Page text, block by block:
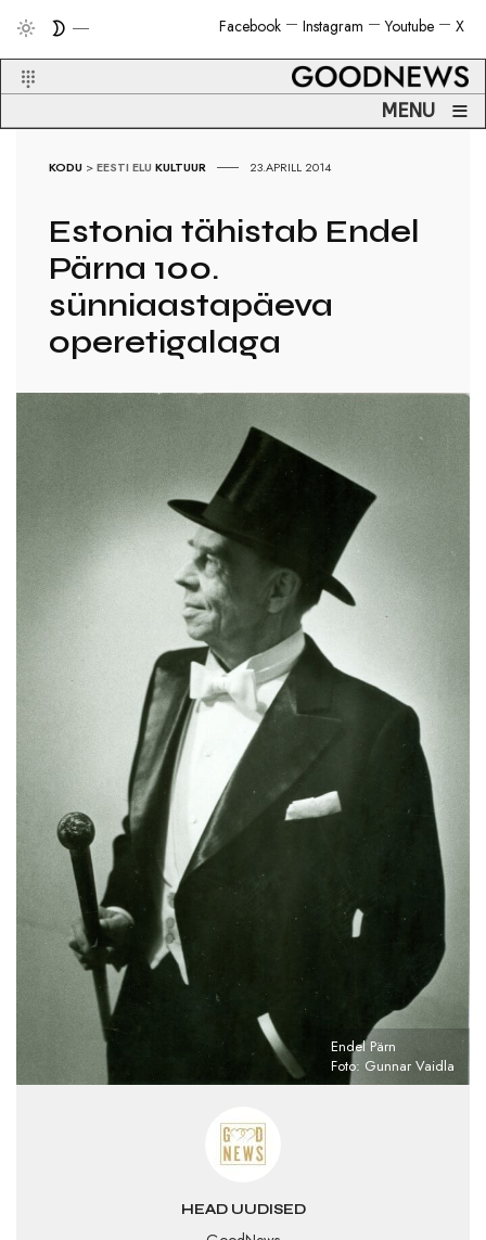
X
Youtube
Instagram
Facebook
MENU ≡
KODU >EESTI ELU KULTUUR 23.APRILL 2014
Estonia tähistab Endel
Pärna 100.
sünniaastapäeva
operetigalaga
HEAD UUDISED
Endel Pärn
Foto: Gunnar Vaidla